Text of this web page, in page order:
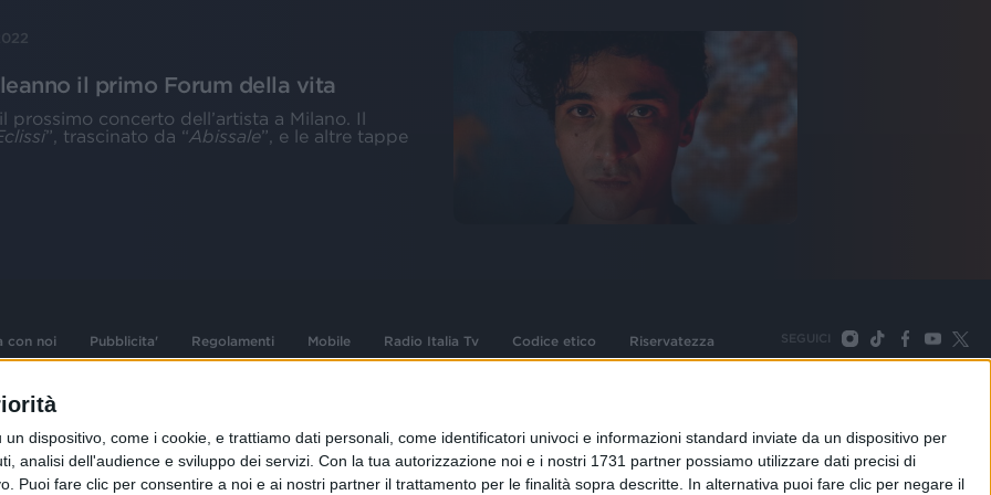
dispositivo, come i cookie, e trattiamo dati personali, come identificatori univoci e informazioni standard inviate da un dispositivo per
analisi dell'audience e sviluppo dei servizi. Con la tua autorizzazione noi e i nostri 1731 partner possiamo utilizzare dati precisi di
Puoi fare clic per consentire a noi e ai nostri partner il trattamento per le finalità sopra descritte. In alternativa puoi fare clic per negare il
il primo Forum della vita
concerto dell’artista a Milano. Il
”, trascinato da “Abissale”, e le altre tappe
con noi Pubblicita' Regolamenti Mobile Radio Italia Tv Codice etico Riservatezza SEGUICI
d'autore e dei diritti
e n° iscrizione
n°286 - 3 Aprile
02 25444220
Sede Legale: Via Savona 97, 20144 Milano